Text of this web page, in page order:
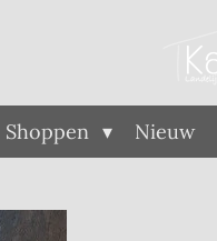
Shoppen Nieuw